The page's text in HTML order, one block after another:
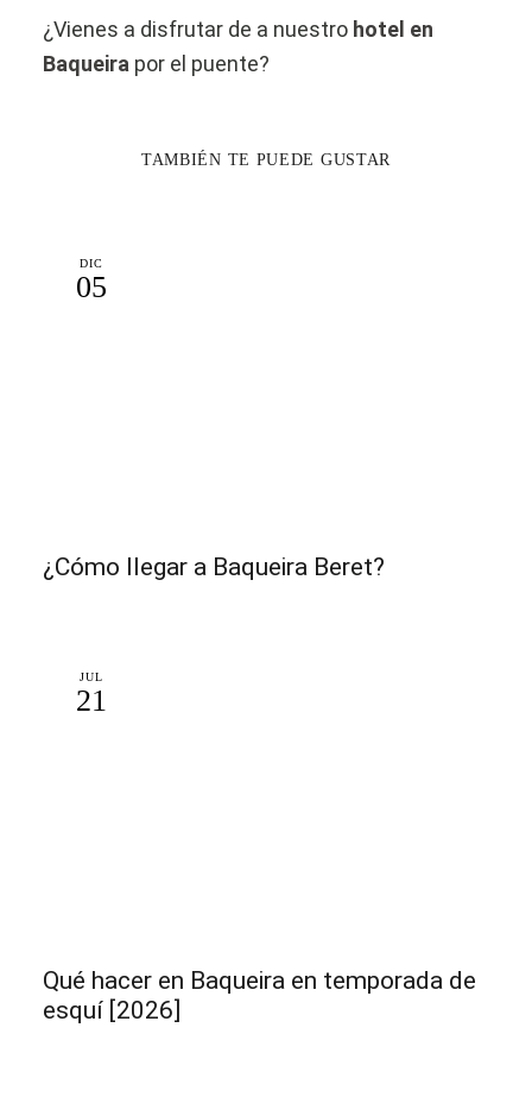
¿Vienes a disfrutar de a nuestro hotel en
Baqueira por el puente?
TAMBIÉN TE PUEDE GUSTAR
DIC
05
¿Cómo llegar a Baqueira Beret?
JUL
21
Qué hacer en Baqueira en temporada de
esquí [2026]